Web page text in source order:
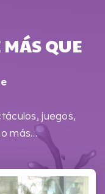
QUE
juegos,
más…